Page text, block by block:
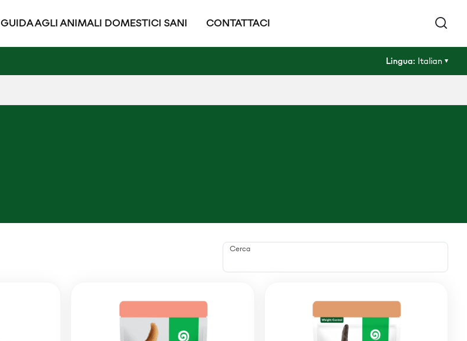
GUIDA AGLI ANIMALI DOMESTICI SANI CONTATTACI
Lingua: Italian
Cerca